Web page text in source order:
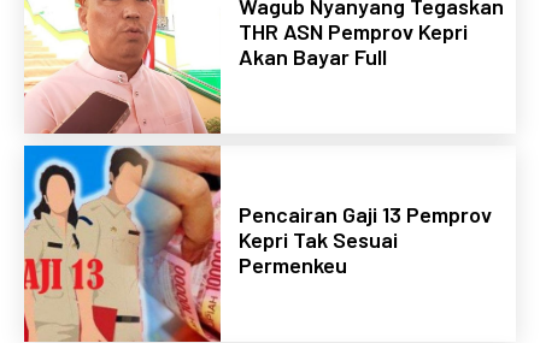
Wagub Nyanyang Tegaskan
THR ASN Pemprov Kepri
Akan Bayar Full
Pencairan Gaji 13 Pemprov
Kepri Tak Sesuai
Permenkeu